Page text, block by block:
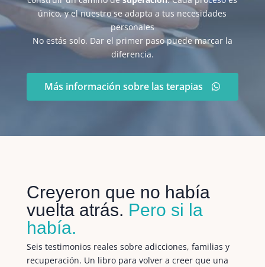
único, y el nuestro se adapta a tus necesidades
personales
No estás solo. Dar el primer paso puede marcar la
diferencia.
Más información sobre las terapias
Creyeron que no había
vuelta atrás. Pero si la
había.
Seis testimonios reales sobre adicciones, familias y
recuperación. Un libro para volver a creer que una